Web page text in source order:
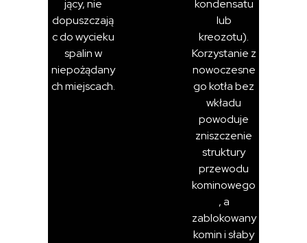
jący, nie
dopuszczają
c do wycieku
spalin w
niepożądany
ch miejscach.
kondensatu
lub
kreozotu).
Korzystanie z
nowoczesne
go kotła bez
wkładu
powoduje
zniszczenie
struktury
przewodu
kominowego
, a
zablokowany
komin i słaby